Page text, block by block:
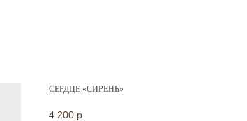
СЕРДЦЕ «СИРЕНЬ»
4 200 р.